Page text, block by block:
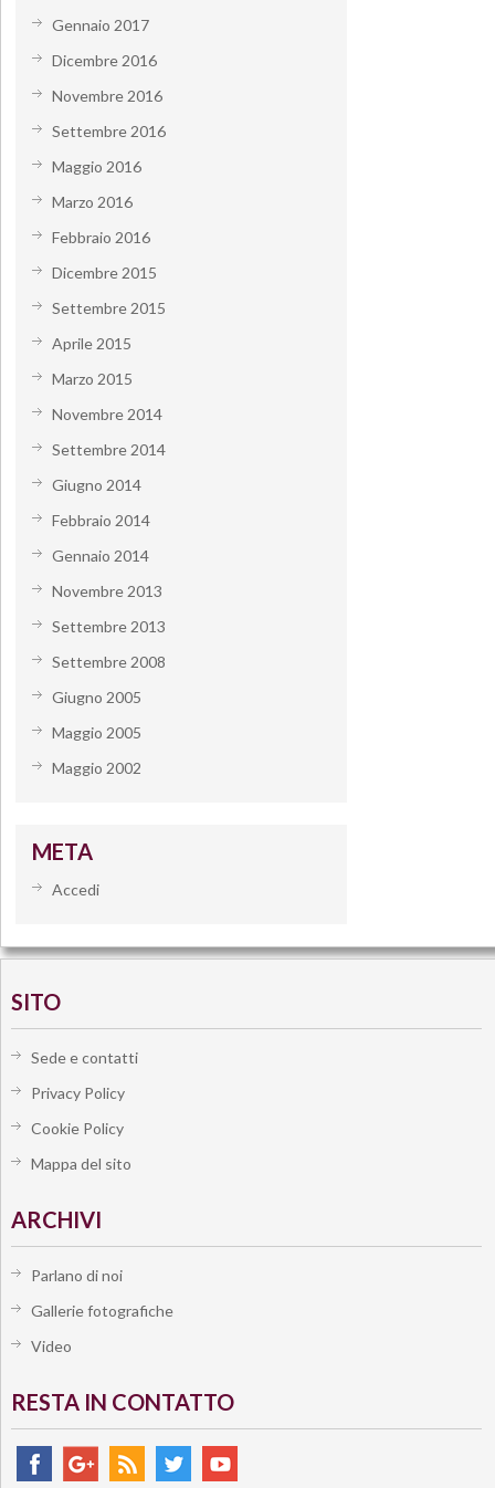
Gennaio 2017
Dicembre 2016
Novembre 2016
Settembre 2016
Maggio 2016
Marzo 2016
Febbraio 2016
Dicembre 2015
Settembre 2015
Aprile 2015
Marzo 2015
Novembre 2014
Settembre 2014
Giugno 2014
Febbraio 2014
Gennaio 2014
Novembre 2013
Settembre 2013
Settembre 2008
Giugno 2005
Maggio 2005
Maggio 2002
META
Accedi
SITO
Sede e contatti
Privacy Policy
Cookie Policy
Mappa del sito
ARCHIVI
Parlano di noi
Gallerie fotografiche
Video
RESTA IN CONTATTO